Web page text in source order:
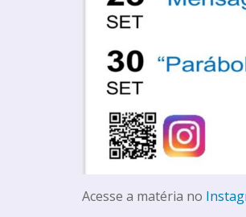
Acesse a matéria no